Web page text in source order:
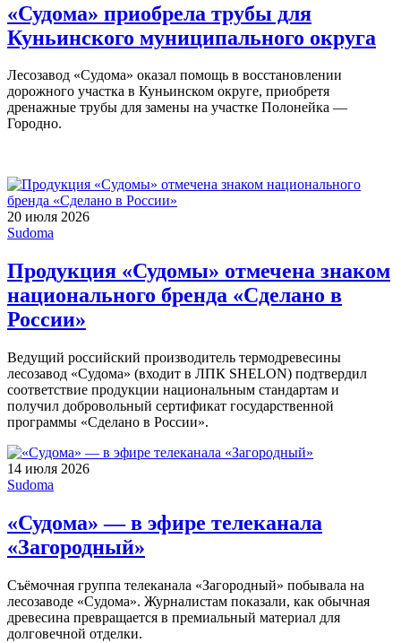
«Судома» приобрела трубы для
Куньинского муниципального округа
Лесозавод «Судома» оказал помощь в восстановлении
дорожного участка в Куньинском округе, приобретя
дренажные трубы для замены на участке Полонейка —
Городно.
20 июля 2026
Sudoma
Продукция «Судомы» отмечена знаком
национального бренда «Сделано в
России»
Ведущий российский производитель термодревесины
лесозавод «Судома» (входит в ЛПК SHELON) подтвердил
соответствие продукции национальным стандартам и
получил добровольный сертификат государственной
программы «Сделано в России».
14 июля 2026
Sudoma
«Судома» — в эфире телеканала
«Загородный»
Съёмочная группа телеканала «Загородный» побывала на
лесозаводе «Судома». Журналистам показали, как обычная
древесина превращается в премиальный материал для
долговечной отделки.